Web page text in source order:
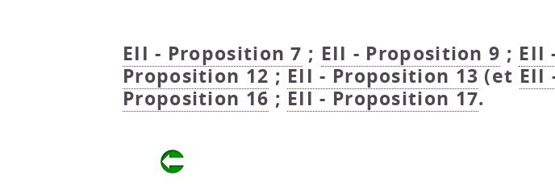
EII - Proposition 7 ; EII - Proposition 9 ; EII
Proposition 12 ; EII - Proposition 13 (et EII
Proposition 16 ; EII - Proposition 17.